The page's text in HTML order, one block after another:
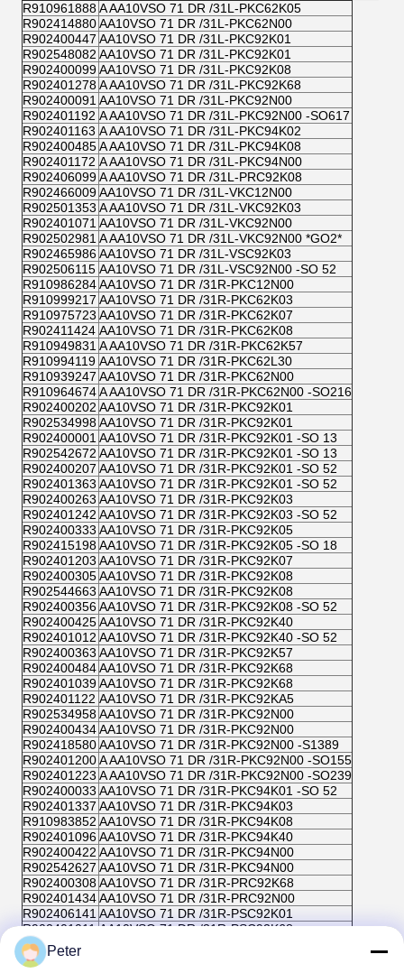
R910961888A AA10VSO 71 DR /31L-PKC62K05
R902414880AA10VSO 71 DR /31L-PKC62N00
R902400447 AA10VSO 71 DR /31L-PKC92K01
R902548082 AA10VSO 71 DR /31L-PKC92K01
R902400099AA10VSO 71 DR /31L-PKC92K08
R902401278A AA10VSO 71 DR /31L-PKC92K68
R902400091 AA10VSO 71 DR /31L-PKC92N00
R902401192 A AA10VSO 71 DR /31L-PKC92N00 -SO617
R902401163 A AA10VSO 71 DR /31L-PKC94K02
R902400485A AA10VSO 71 DR /31L-PKC94K08
R902401172 A AA10VSO 71 DR /31L-PKC94N00
R902406099A AA10VSO 71 DR /31L-PRC92K08
R902466009AA10VSO 71 DR /31L-VKC12N00
R902501353 A AA10VSO 71 DR /31L-VKC92K03
R902401071 AA10VSO 71 DR /31L-VKC92N00
R902502981 A AA10VSO 71 DR /31L-VKC92N00 *GO2*
R902465986AA10VSO 71 DR /31L-VSC92K03
R902506115 AA10VSO 71 DR /31L-VSC92N00 -SO 52
R910986284AA10VSO 71 DR /31R-PKC12N00
R910999217 AA10VSO 71 DR /31R-PKC62K03
R910975723 AA10VSO 71 DR /31R-PKC62K07
R902411424 AA10VSO 71 DR /31R-PKC62K08
R910949831 A AA10VSO 71 DR /31R-PKC62K57
R910994119 AA10VSO 71 DR /31R-PKC62L30
R910939247 AA10VSO 71 DR /31R-PKC62N00
R910964674A AA10VSO 71 DR /31R-PKC62N00 -SO216
R902400202 AA10VSO 71 DR /31R-PKC92K01
R902534998AA10VSO 71 DR /31R-PKC92K01
R902400001 AA10VSO 71 DR /31R-PKC92K01 -SO 13
R902542672 AA10VSO 71 DR /31R-PKC92K01 -SO 13
R902400207 AA10VSO 71 DR /31R-PKC92K01 -SO 52
R902401363 AA10VSO 71 DR /31R-PKC92K01 -SO 52
R902400263 AA10VSO 71 DR /31R-PKC92K03
R902401242 AA10VSO 71 DR /31R-PKC92K03 -SO 52
R902400333 AA10VSO 71 DR /31R-PKC92K05
R902415198AA10VSO 71 DR /31R-PKC92K05 -SO 18
R902401203 AA10VSO 71 DR /31R-PKC92K07
R902400305AA10VSO 71 DR /31R-PKC92K08
R902544663 AA10VSO 71 DR /31R-PKC92K08
R902400356AA10VSO 71 DR /31R-PKC92K08 -SO 52
R902400425AA10VSO 71 DR /31R-PKC92K40
R902401012 AA10VSO 71 DR /31R-PKC92K40 -SO 52
R902400363 AA10VSO 71 DR /31R-PKC92K57
R902400484AA10VSO 71 DR /31R-PKC92K68
R902401039AA10VSO 71 DR /31R-PKC92K68
R902401122 AA10VSO 71 DR /31R-PKC92KA5
R902534958AA10VSO 71 DR /31R-PKC92N00
R902400434AA10VSO 71 DR /31R-PKC92N00
R902418580AA10VSO 71 DR /31R-PKC92N00 -S1389
R902401200A AA10VSO 71 DR /31R-PKC92N00 -SO155
R902401223 A AA10VSO 71 DR /31R-PKC92N00 -SO239
R902400033 AA10VSO 71 DR /31R-PKC94K01 -SO 52
R902401337 AA10VSO 71 DR /31R-PKC94K03
R910983852 AA10VSO 71 DR /31R-PKC94K08
R902401096AA10VSO 71 DR /31R-PKC94K40
R902400422 AA10VSO 71 DR /31R-PKC94N00
R902542627 AA10VSO 71 DR /31R-PKC94N00
R902400308AA10VSO 71 DR /31R-PRC92K68
R902401434AA10VSO 71 DR /31R-PRC92N00
R902406141 AA10VSO 71 DR /31R-PSC92K01
R902401011 AA10VSO 71 DR /31R-PSC92K68
R902401450
R910949219
Peter